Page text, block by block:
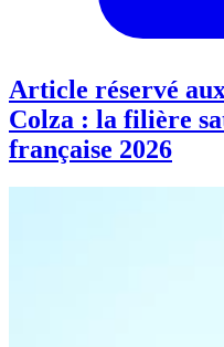
Article réservé
Colza : la filière
française 2026